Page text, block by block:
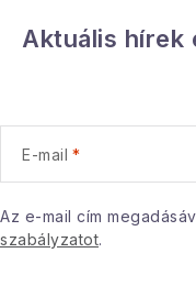
Karácsonyi
Januári akció
Veľkoobchodná
Aktuális hírek
E-mail
Az e-mail cím
szabályzatot.